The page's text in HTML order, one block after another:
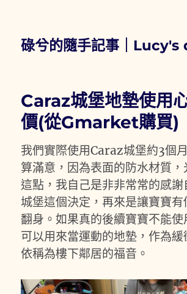
碌兮的隨手記事｜
Caraz城堡地墊使用
價(從Gmarket購買)
我們實際使用Caraz城堡約3個
算滿意，因為表面的防水材質，
這點，我自己是非非常常的感
城堡這個決定，再來是讓寶寶有
翻身。如果真的後續寶寶不能使
可以用來當運動的地墊，作為緩
依稱為樓下鄰居的福音。